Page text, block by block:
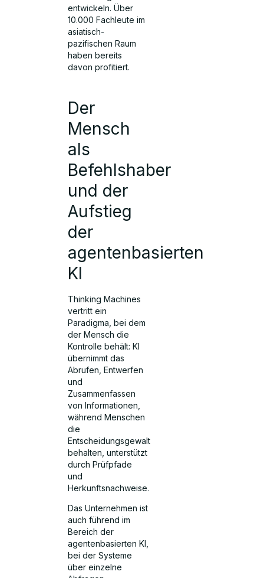
entwickeln. Über
10.000 Fachleute im
asiatisch-
pazifischen Raum
haben bereits
davon profitiert.
Der
Mensch
als
Befehlshaber
und der
Aufstieg
der
agentenbasierten
KI
Thinking Machines
vertritt ein
Paradigma, bei dem
der Mensch die
Kontrolle behält: KI
übernimmt das
Abrufen, Entwerfen
und
Zusammenfassen
von Informationen,
während Menschen
die
Entscheidungsgewalt
behalten, unterstützt
durch Prüfpfade
und
Herkunftsnachweise.
Das Unternehmen ist
auch führend im
Bereich der
agentenbasierten KI,
bei der Systeme
über einzelne